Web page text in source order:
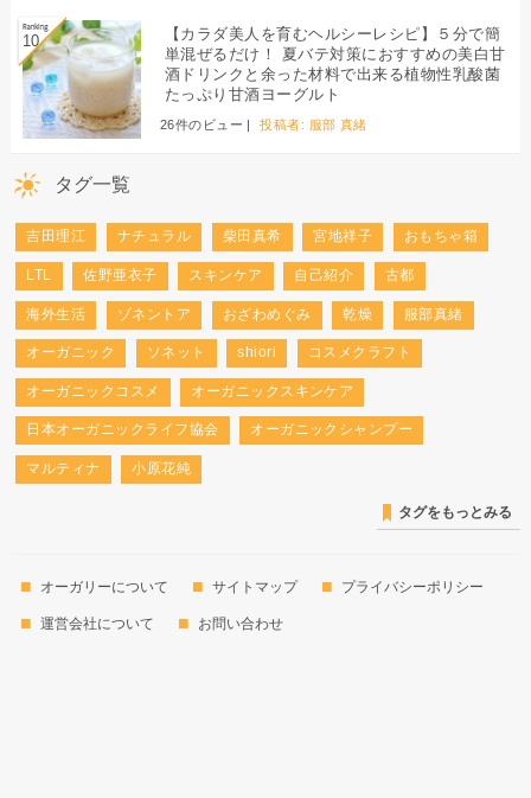
【カラダ美人を育むヘルシーレシピ】５分で簡
単混ぜるだけ！ 夏バテ対策におすすめの美白甘
酒ドリンクと余った材料で出来る植物性乳酸菌
たっぷり甘酒ヨーグルト
26件のビュー | 投稿者: 服部 真緒
タグ一覧
吉田理江 ナチュラル 柴田真希 宮地祥子 おもちゃ箱
LTL 佐野亜衣子 スキンケア 自己紹介 古都
海外生活 ゾネントア おざわめぐみ 乾燥 服部真緒
オーガニック ソネット shiori コスメクラフト
オーガニックコスメ オーガニックスキンケア
日本オーガニックライフ協会 オーガニックシャンプー
マルティナ 小原花純
タグをもっとみる
オーガリーについて サイトマップ プライバシーポリシー
運営会社について お問い合わせ